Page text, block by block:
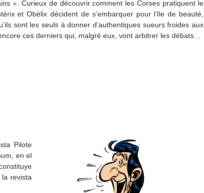
». Curieux de découvrir comment les Corses pratiquent le
et Obélix décident de s’embarquer pour l’Ile de beauté,
sont les seuls à donner d’authentiques sueurs froides aux
ces derniers qui, malgré eux, vont arbitrer les débats…
Pilote
en el
revista